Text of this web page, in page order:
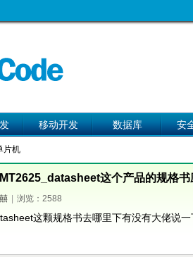
移动开发 数据库 安
片机
这个产品的规格
浏览：2588
这颗规格书去哪里下有没有大佬说